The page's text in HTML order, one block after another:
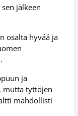
jälkeen
osalta hyvää ja
ja
mutta tyttöjen
mahdollisti